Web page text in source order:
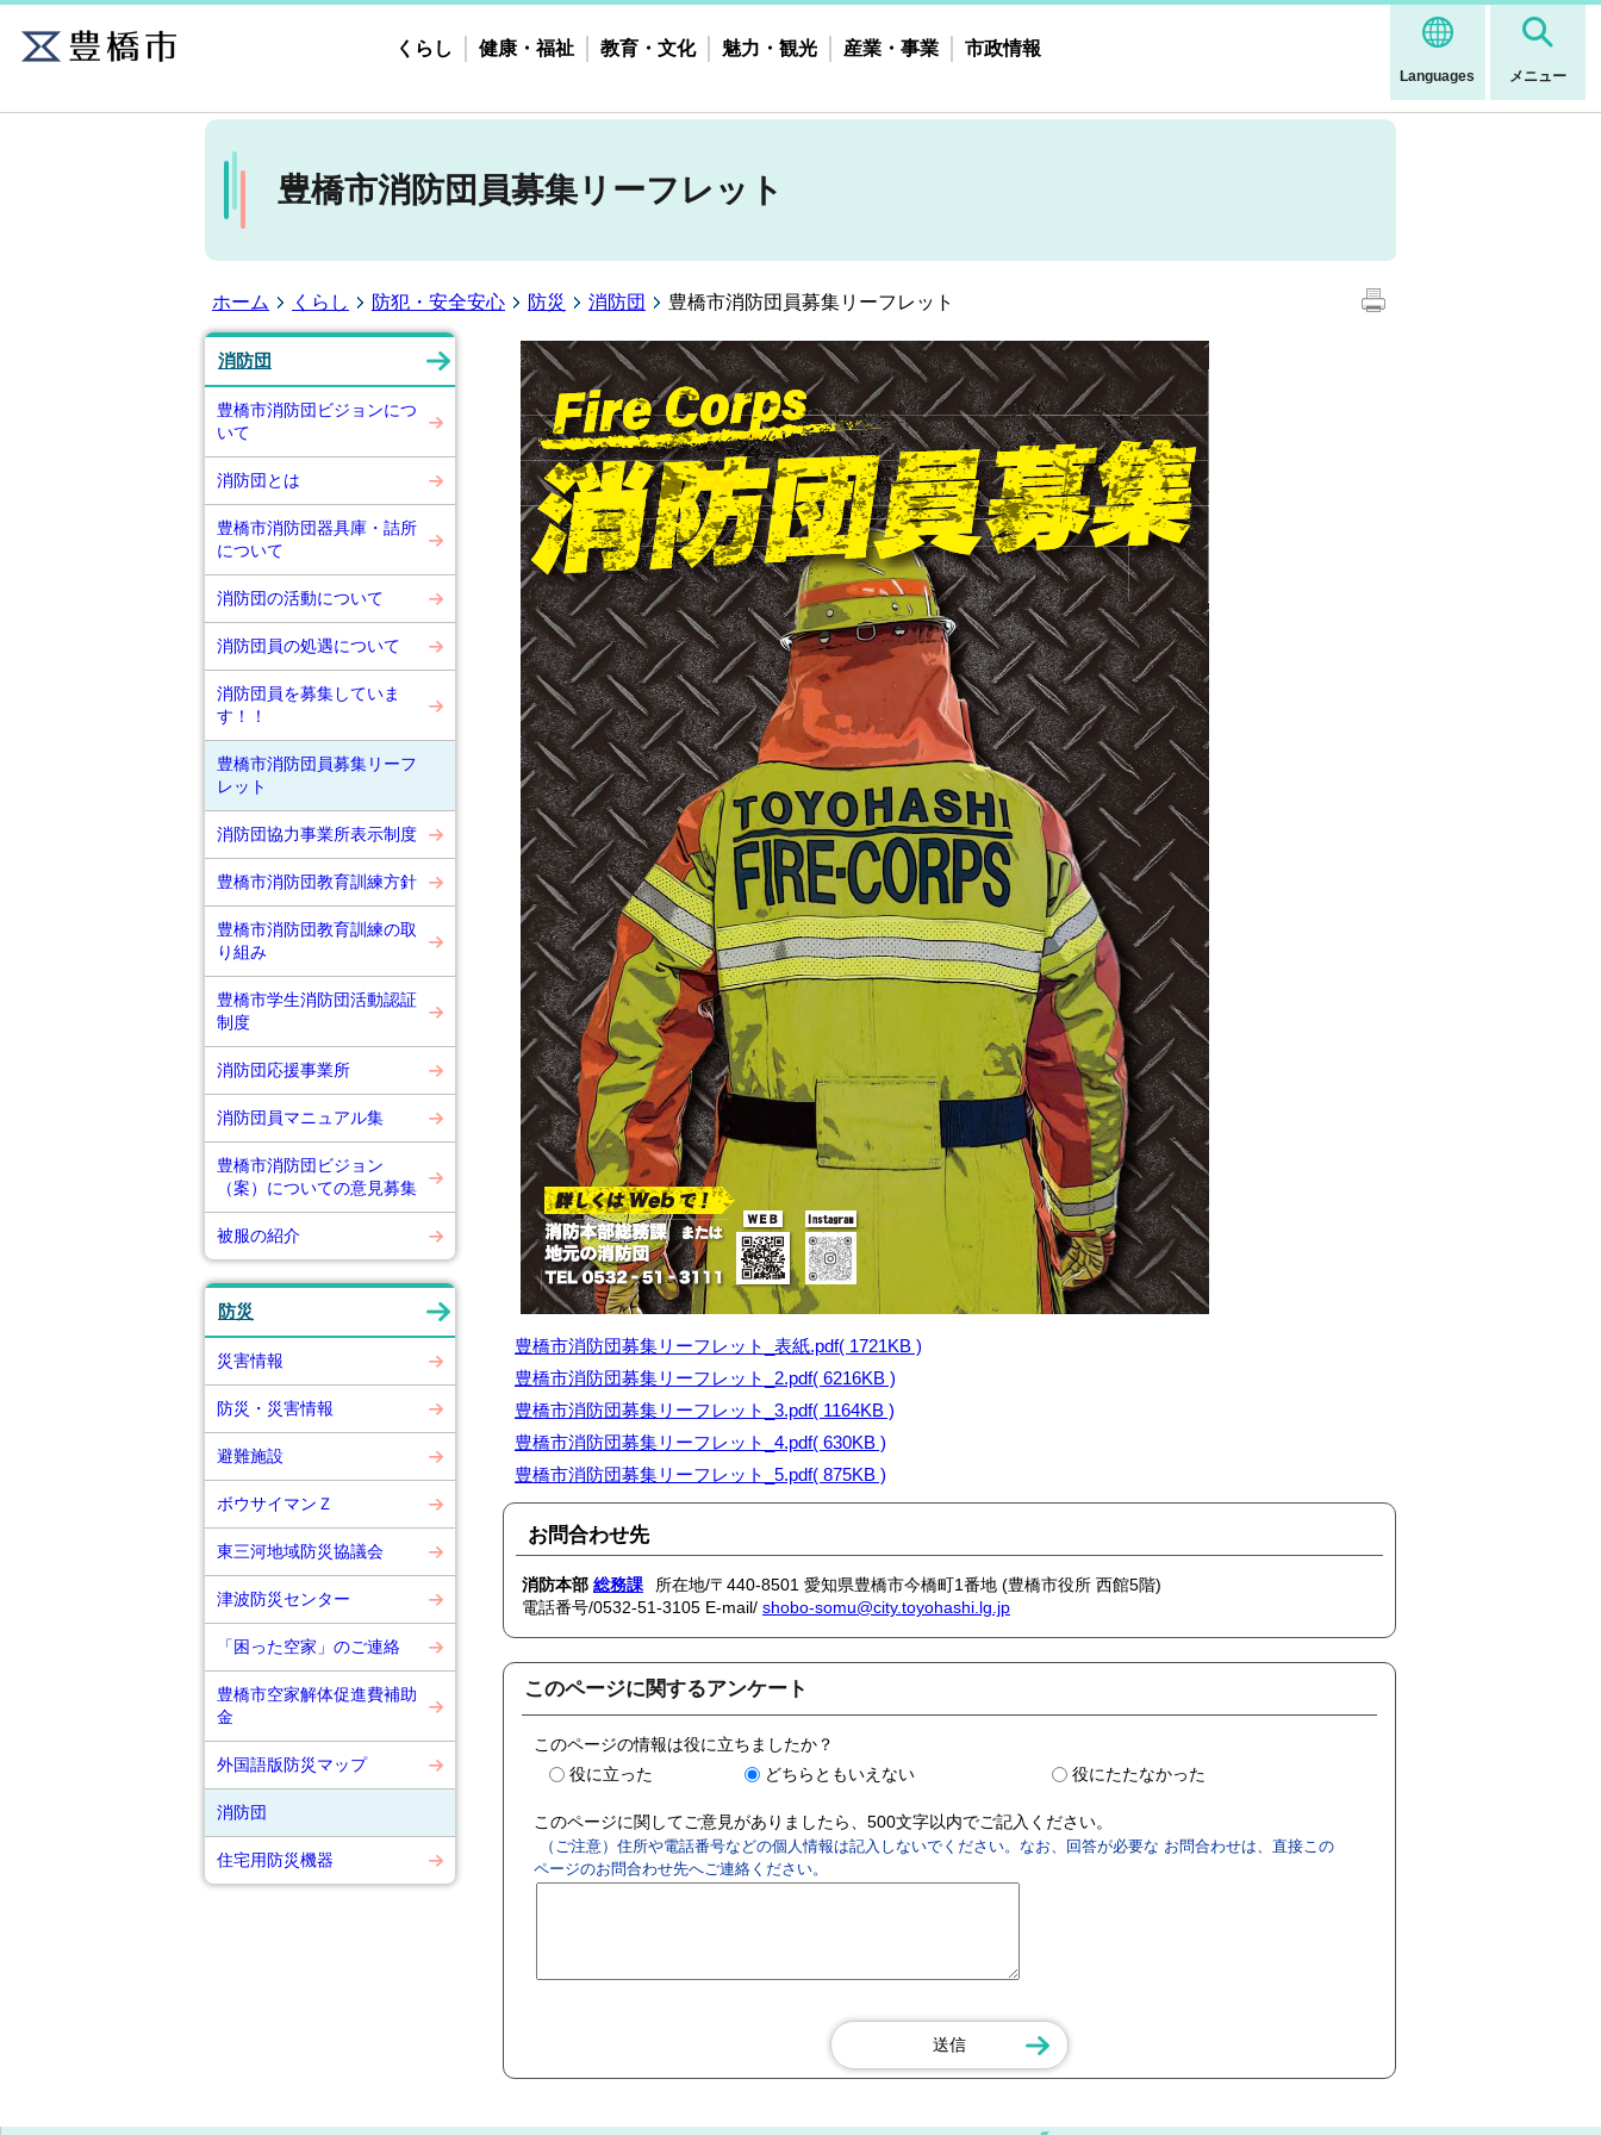
Languages メニュー
くらし 健康・福祉 教育・文化 魅力・観光 産業・事業 市政情報
豊橋市消防団員募集リーフレット
ホーム くらし 防犯・安全安心 防災 消防団 豊橋市消防団員募集リーフレット
消防団
豊橋市消防団ビジョンにつ
いて
消防団とは
豊橋市消防団器具庫・詰所
について
消防団の活動について
消防団員の処遇について
消防団員を募集していま
す！！
豊橋市消防団員募集リーフ
レット
消防団協力事業所表示制度
豊橋市消防団教育訓練方針
豊橋市消防団教育訓練の取
り組み
豊橋市学生消防団活動認証
制度
消防団応援事業所
消防団員マニュアル集
豊橋市消防団ビジョン
（案）についての意見募集
被服の紹介
防災
災害情報
防災・災害情報
避難施設
ボウサイマンＺ
東三河地域防災協議会
津波防災センター
「困った空家」のご連絡
豊橋市空家解体促進費補助
金
外国語版防災マップ
消防団
住宅用防災機器
豊橋市消防団募集リーフレット_表紙.pdf( 1721KB )
豊橋市消防団募集リーフレット_2.pdf( 6216KB )
豊橋市消防団募集リーフレット_3.pdf( 1164KB )
豊橋市消防団募集リーフレット_4.pdf( 630KB )
豊橋市消防団募集リーフレット_5.pdf( 875KB )
お問合わせ先
消防本部 総務課
所在地/〒440-8501 愛知県豊橋市今橋町1番地 (豊橋市役所 西館5階)
電話番号/0532-51-3105 E-mail/ shobo-somu@city.toyohashi.lg.jp
このページに関するアンケート
このページの情報は役に立ちましたか？
役に立った
どちらともいえない 役にたたなかった
このページに関してご意見がありましたら、500文字以内でご記入ください。
（ご注意）住所や電話番号などの個人情報は記入しないでください。なお、回答が必要な お問合わせは、直接この
ページのお問合わせ先へご連絡ください。